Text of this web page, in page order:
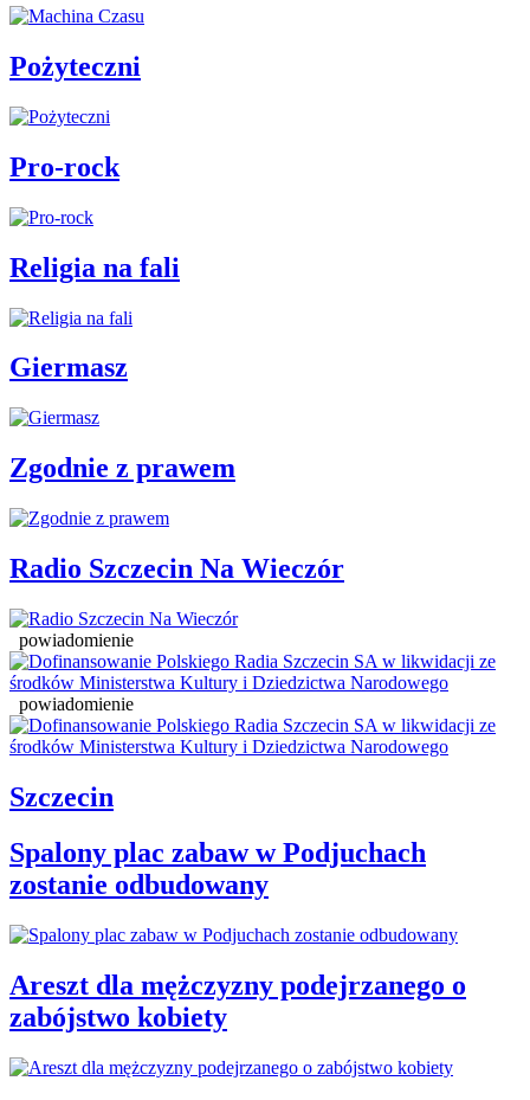
Pożyteczni
Pro-rock
Religia na fali
Giermasz
Zgodnie z prawem
Radio Szczecin Na Wieczór
powiadomienie
powiadomienie
Szczecin
Spalony plac zabaw w Podjuchach
zostanie odbudowany
Areszt dla mężczyzny podejrzanego o
zabójstwo kobiety